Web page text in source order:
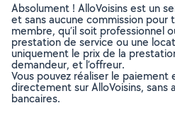
Absolument ! AlloVoisins est un
et sans aucune commission
membre, qu’il soit professionnel
prestation de service ou une
uniquement le prix de la
demandeur, et l’offreur.
Vous pouvez réaliser le
directement sur AlloVoisins, sans
bancaires.